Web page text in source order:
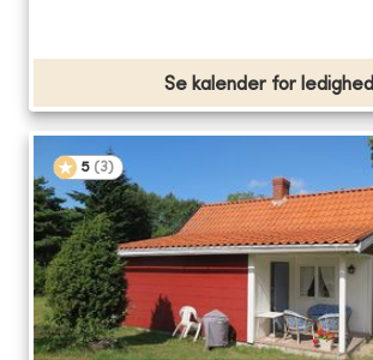
Se kalender for ledighed
5 (3)